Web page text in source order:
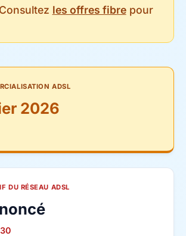
les offres fibrepour
ADSL
2026
DU RÉSEAU ADSL